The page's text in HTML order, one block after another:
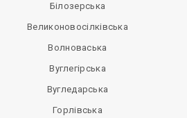
Білозерська
Великоновосілківська
Волноваська
Вуглегірська
Вугледарська
Горлівська